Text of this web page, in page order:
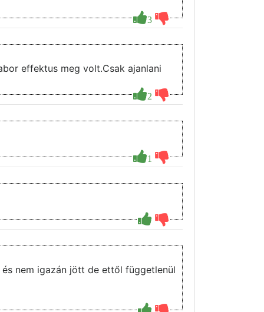
3
2
1
nem igazán jött de ettől függetlenül